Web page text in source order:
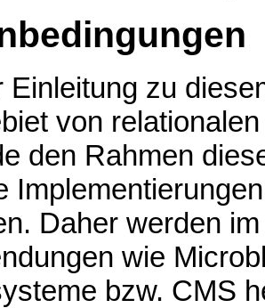
Einleitung zu
von
den Rahmen
Daher werden
wie
bzw. CMS